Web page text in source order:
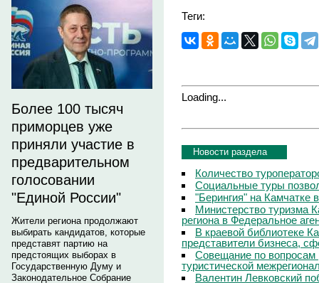
Более 100 тысяч
приморцев уже
приняли участие в
предварительном
голосовании
"Единой России"
Жители региона продолжают
выбирать кандидатов, которые
представят партию на
предстоящих выборах в
Государственную Думу и
Законодательное Собрание
Теги:
Loading...
Новости раздела
Количество
Социальные туры
"Берингия" на Камчатке
Министерство туризма
региона в Федеральное
В краевой библиотеке
представители бизнеса,
Совещание по вопросам
туристической
Валентин Левковский